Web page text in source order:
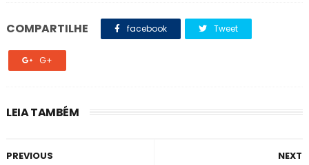
COMPARTILHE facebook Tweet
G+
LEIA TAMBÉM
NEXT
PREVIOUS